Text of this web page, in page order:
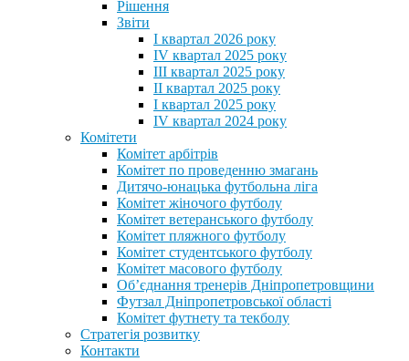
Рішення
Звіти
I квартал 2026 року
IV квартал 2025 року
III квартал 2025 року
II квартал 2025 року
I квартал 2025 року
IV квартал 2024 року
Комітети
Комітет арбітрів
Комітет по проведенню змагань
Дитячо-юнацька футбольна ліга
Комітет жіночого футболу
Комітет ветеранського футболу
Комітет пляжного футболу
Комітет студентського футболу
Комітет масового футболу
Обʼєднання тренерів Дніпропетровщини
Футзал Дніпропетровської області
Комітет футнету та текболу
Стратегія розвитку
Контакти